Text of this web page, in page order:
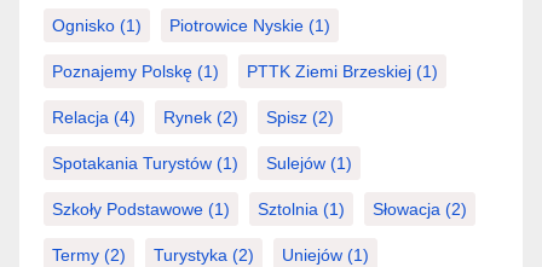
Ognisko (1) Piotrowice Nyskie (1)
Poznajemy Polskę (1) PTTK Ziemi Brzeskiej (1)
Relacja (4) Rynek (2) Spisz (2)
Spotakania Turystów (1) Sulejów (1)
Szkoły Podstawowe (1) Sztolnia (1) Słowacja (2)
Termy (2) Turystyka (2) Uniejów (1)